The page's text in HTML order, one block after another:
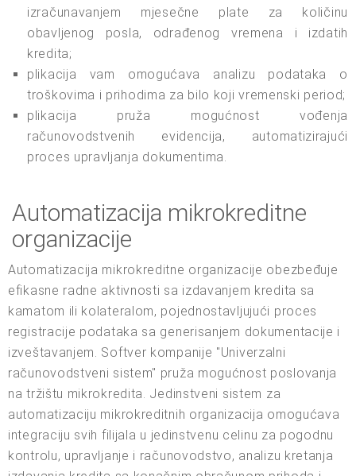
izračunavanjem mjesečne plate za količinu
obavljenog posla, odrađenog vremena i izdatih
kredita;
plikacija vam omogućava analizu podataka o
troškovima i prihodima za bilo koji vremenski period;
plikacija pruža mogućnost vođenja
računovodstvenih evidencija, automatizirajući
proces upravljanja dokumentima.
Automatizacija mikrokreditne
organizacije
Automatizacija mikrokreditne organizacije obezbeđuje
efikasne radne aktivnosti sa izdavanjem kredita sa
kamatom ili kolateralom, pojednostavljujući proces
registracije podataka sa generisanjem dokumentacije i
izveštavanjem. Softver kompanije "Univerzalni
računovodstveni sistem" pruža mogućnost poslovanja
na tržištu mikrokredita. Jedinstveni sistem za
automatizaciju mikrokreditnih organizacija omogućava
integraciju svih filijala u jedinstvenu celinu za pogodnu
kontrolu, upravljanje i računovodstvo, analizu kretanja